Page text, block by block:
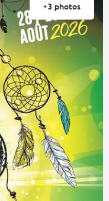
+3 photos